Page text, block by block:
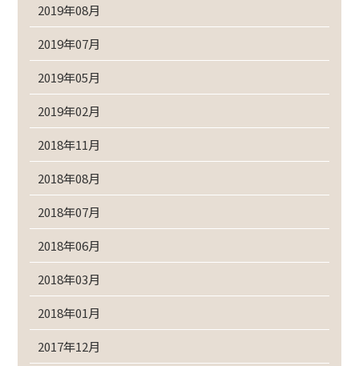
2019年08月
2019年07月
2019年05月
2019年02月
2018年11月
2018年08月
2018年07月
2018年06月
2018年03月
2018年01月
2017年12月